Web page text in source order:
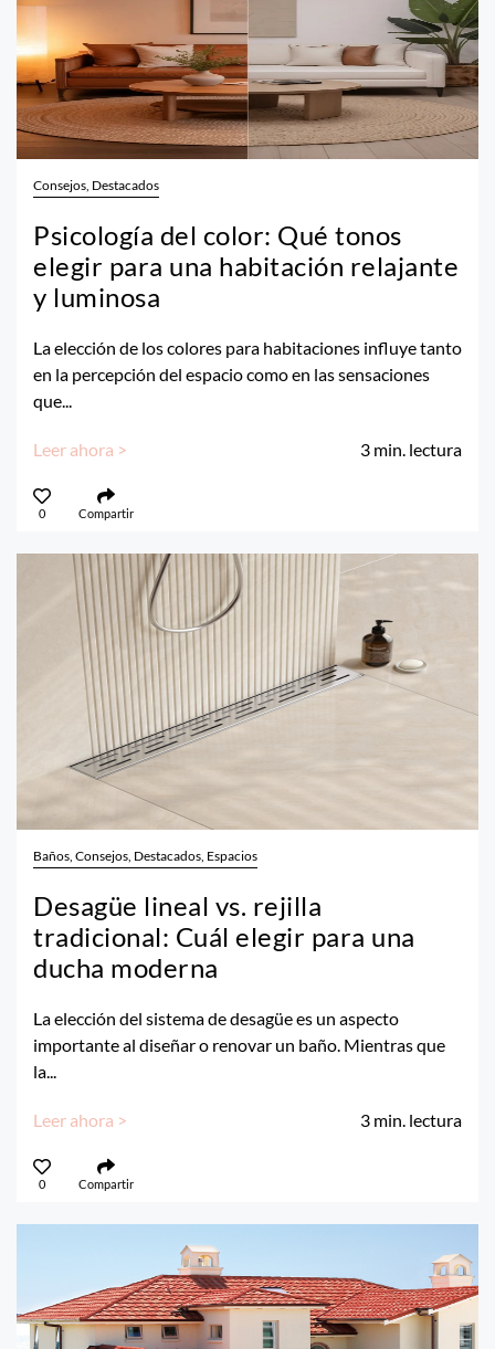
Consejos, Destacados
Psicología del color: Qué tonos
elegir para una habitación relajante
y luminosa
La elección de los colores para habitaciones influye tanto
en la percepción del espacio como en las sensaciones
que...
Leer ahora > 3 min. lectura
0 Compartir
Baños, Consejos, Destacados, Espacios
Desagüe lineal vs. rejilla
tradicional: Cuál elegir para una
ducha moderna
La elección del sistema de desagüe es un aspecto
importante al diseñar o renovar un baño. Mientras que
la...
Leer ahora > 3 min. lectura
0 Compartir